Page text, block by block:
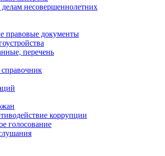
несовершеннолетних
правовые документы
перечень
коррупции
голосование